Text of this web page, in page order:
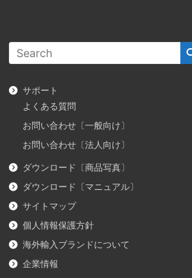
サポート
よくある質問
お問い合わせ〔一般向け〕
お問い合わせ〔法人向け〕
ダウンロード〔商品写真〕
ダウンロード〔マニュアル〕
サイトマップ
個人情報保護方針
海外輸入ブランドについて
企業情報